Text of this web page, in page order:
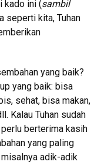
kado ini (sambil
seperti kita, Tuhan
yang baik?
yang baik: bisa
sehat, bisa makan,
Kalau Tuhan sudah
berterima kasih
yang paling
adik-adik